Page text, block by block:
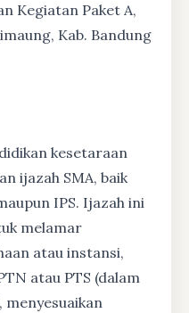
Kegiatan Paket A,
Kab. Bandung
kesetaraan
ijazah SMA, baik
IPS. Ijazah ini
melamar
atau instansi,
atau PTS (dalam
menyesuaikan